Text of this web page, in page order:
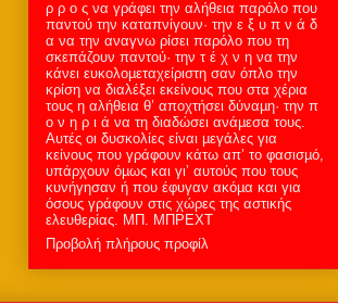
ρ ρ ο ς να γράφει την αλήθεια παρόλο που
παντού την καταπνίγουν· την ε ξ υ π ν ά δ
α να την αναγνω ρίσει παρόλο που τη
σκεπάζουν παντού· την τ έ χ ν η να την
κάνει ευκολοµεταχείριστη σαν όπλο την
κρίση να διαλέξει εκείνους που στα χέρια
τους η αλήθεια θ’ αποχτήσει δύναµη· την π
ο ν η ρ ι ά να τη διαδώσει ανάµεσα τους.
Αυτές οι δυσκολίες είναι µεγάλες για
κείνους που γράφουν κάτω απ’ το φασισµό,
υπάρχουν όµως και γι’ αυτούς που τους
κυνήγησαν ή που έφυγαν ακόµα και για
όσους γράφουν στις χώρες της αστικής
ελευθερίας. MΠ. ΜΠΡΕΧΤ
Προβολή πλήρους προφίλ